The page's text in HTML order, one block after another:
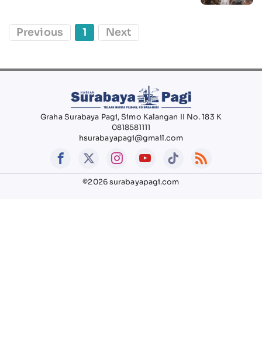
Previous 1 Next
Graha Surabaya Pagi, Simo Kalangan II No. 183 K
0818581111
hsurabayapagi@gmail.com
©2026 surabayapagi.com